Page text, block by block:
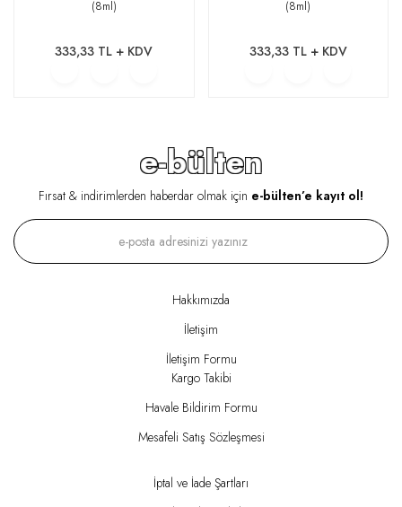
(8ml)
333,33 TL + KDV
(8ml)
333,33 TL + KDV
e-bülten
Fırsat & indirimlerden haberdar olmak için e-bülten’e kayıt ol!
Hakkımızda
İletişim
İletişim Formu
Kargo Takibi
Havale Bildirim Formu
Mesafeli Satış Sözleşmesi
İptal ve İade Şartları